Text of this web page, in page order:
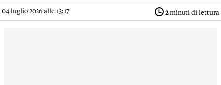
04 luglio 2026 alle 13:17 2minuti di lettura